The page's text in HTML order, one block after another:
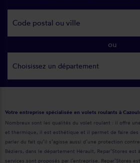
ou
Choisissez un département
Votre entreprise spécialisée en volets roulants à
Nombreux sont les qualités du volet roulant : il offre
et thermique, il est esthétique et il permet de faire des
parler du fait qu’il s’agisse aussi d’une protection
Béziers, dans le département Hérault, Repar’Stores
services sont proposés par l’entreprise. Repar’Stores